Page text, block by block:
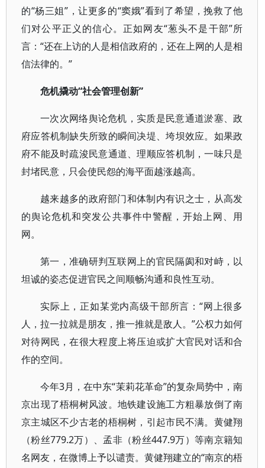
的“杨三姐”，让更多的“窦娥”看到了希望，挽救了他
们对公平正义的信心。正如网友“葱头不是干部”所
言：“还在上访的人是相信政府的，还在上网的人是相
信法律的。”
危机撬动“社会管理创新”
一次次网络舆论危机，实质是民意通道淤塞、政
府应答机制缺失所致的瞬间决堤、垮坝效应。如果政
府不能及时疏浚民意通道、理顺应答机制，一味只是
封堵民意，只会使民怨的海平面越涨越高。
越来越多的政府部门和体制内有识之士，从高发
的舆论危机和突发公共事件中警醒，开始上网、用
网。
第一，准确研判互联网上的官民隔阂和对峙，以
坦诚的姿态促进官民之间顺畅沟通和良性互动。
实际上，正如某党内高级干部所言：“网上很多
人，拉一拉就是朋友，推一推就是敌人。”公权力如何
对待网民，在很大程度上将压迫或扩大官民对话和合
作的空间。
今年3月，在中东“茉莉花革命”的复杂局势中，南
京出现了梧桐树风波。地铁建设施工方粗暴放倒了南
京主城区不少古老的梧桐树，引起市民不满。黄健翔
（粉丝779.2万）、孟非（粉丝447.9万）等南京籍知
名网友，在微博上予以谴责。黄健翔建立的“南京的梧